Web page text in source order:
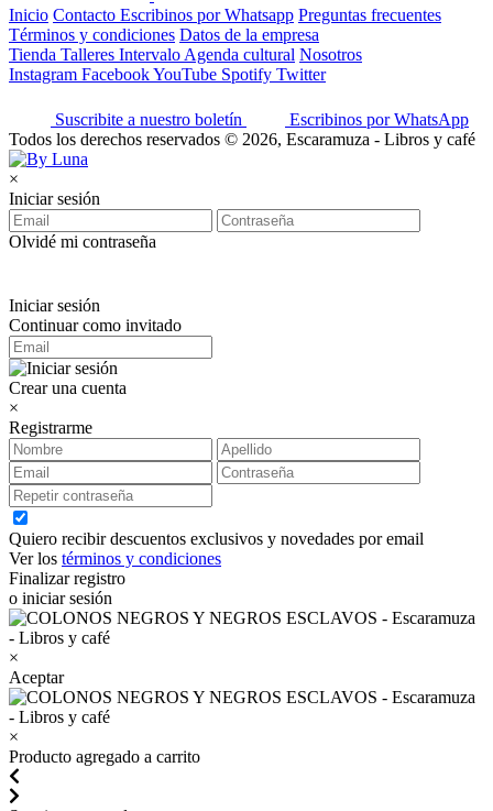
Inicio Contacto Escribinos por Whatsapp Preguntas frecuentes
Términos y condiciones Datos de la empresa
Tienda Talleres Intervalo Agenda cultural Nosotros
Instagram FacebookYouTube Spotify Twitter
Suscribite a nuestro boletín
Escribinos por WhatsApp
Todos los derechos reservados © 2026, Escaramuza - Libros y café
×
Iniciar sesión
Olvidé mi contraseña
Iniciar sesión
Continuar como invitado
Crear una cuenta
×
Registrarme
Quiero recibir descuentos exclusivos y novedades por email
Ver los términos y condiciones
Finalizar registro
o iniciar sesión
×
Aceptar
×
Producto agregado a carrito